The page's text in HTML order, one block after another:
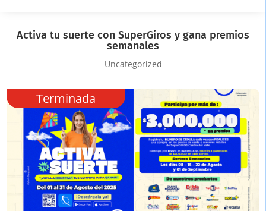
Activa tu suerte con SuperGiros y gana premios
semanales
Uncategorized
Terminada